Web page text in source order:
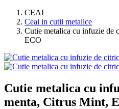
CEAI
Ceai in cutii metalice
Cutie metalica cu infuzie de
ECO
Cutie metalica cu
menta, Citrus Mint,